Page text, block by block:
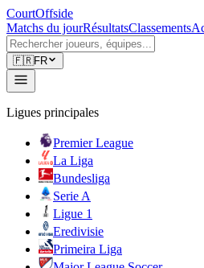
CourtOffside
Matchs du jourRésultatsClassements
🇫🇷FR
Ligues principales
Premier League
La Liga
Bundesliga
Serie A
Ligue 1
Eredivisie
Primeira Liga